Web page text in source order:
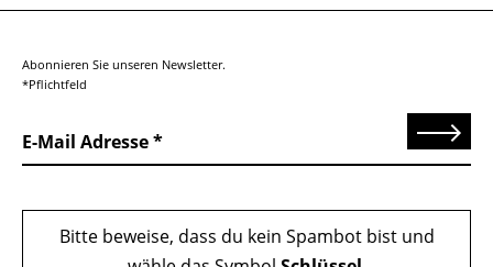
Abonnieren Sie unseren Newsletter.
*Pflichtfeld
E-Mail Adresse Senden
Bitte beweise, dass du kein Spambot bist und